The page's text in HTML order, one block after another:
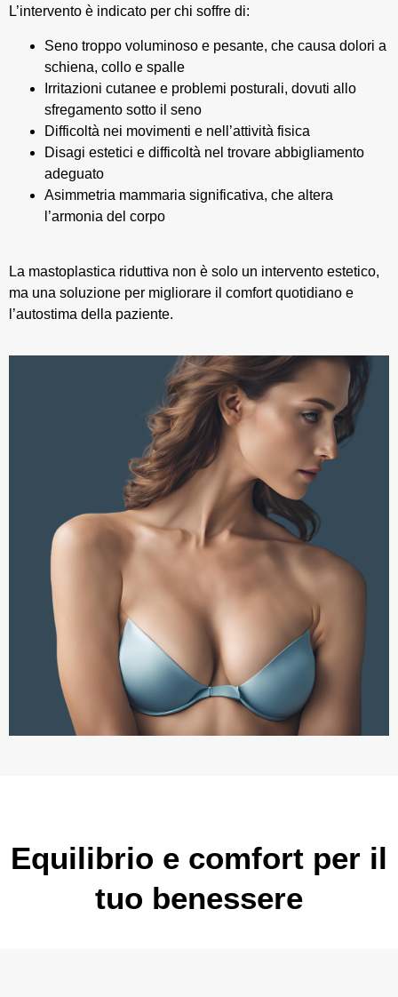
L’intervento è indicato per chi soffre di:
Seno troppo voluminoso e pesante, che causa dolori a
schiena, collo e spalle
Irritazioni cutanee e problemi posturali, dovuti allo
sfregamento sotto il seno
Difficoltà nei movimenti e nell’attività fisica
Disagi estetici e difficoltà nel trovare abbigliamento
adeguato
Asimmetria mammaria significativa, che altera
l’armonia del corpo
La mastoplastica riduttiva non è solo un intervento estetico,
ma una soluzione per migliorare il comfort quotidiano e
l’autostima della paziente.
Equilibrio e comfort per il
tuo benessere